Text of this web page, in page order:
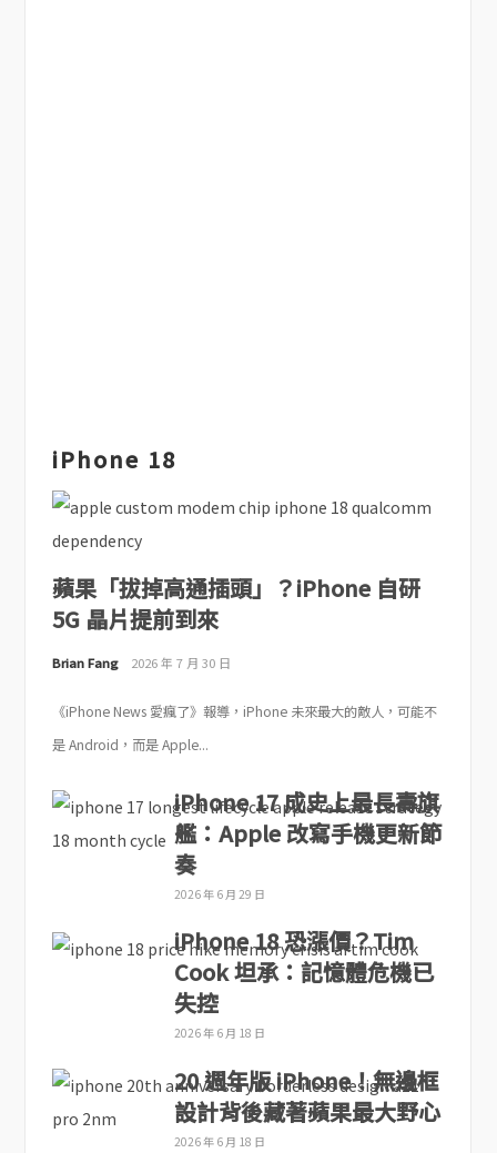
iPhone 18
蘋果「拔掉高通插頭」？iPhone 自研
5G 晶片提前到來
Brian Fang 2026 年 7 月 30 日
《iPhone News 愛瘋了》報導，iPhone 未來最大的敵人，可能不
是 Android，而是 Apple...
iPhone 17 成史上最長壽旗
艦：Apple 改寫手機更新節
奏
2026 年 6 月 29 日
iPhone 18 恐漲價？Tim
Cook 坦承：記憶體危機已
失控
2026 年 6 月 18 日
20 週年版 iPhone！無邊框
設計背後藏著蘋果最大野心
2026 年 6 月 18 日